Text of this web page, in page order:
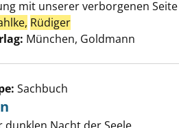
Das Schatten-Prinzip anzeigen
mit unserer verborgenen Seite
Rüdiger
München, Goldmann
Sachbuch